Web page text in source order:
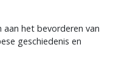
het bevorderen van
geschiedenis en